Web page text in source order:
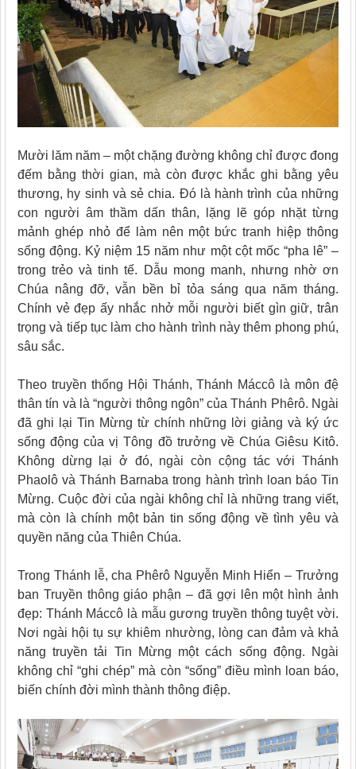
Mười lăm năm – một chặng đường không chỉ được đong
đếm bằng thời gian, mà còn được khắc ghi bằng yêu
thương, hy sinh và sẻ chia. Đó là hành trình của những
con người âm thầm dấn thân, lặng lẽ góp nhặt từng
mảnh ghép nhỏ để làm nên một bức tranh hiệp thông
sống động. Kỷ niệm 15 năm như một cột mốc “pha lê” –
trong trẻo và tinh tế. Dẫu mong manh, nhưng nhờ ơn
Chúa nâng đỡ, vẫn bền bỉ tỏa sáng qua năm tháng.
Chính vẻ đẹp ấy nhắc nhở mỗi người biết gìn giữ, trân
trọng và tiếp tục làm cho hành trình này thêm phong phú,
sâu sắc.
Theo truyền thống Hội Thánh, Thánh Máccô là môn đệ
thân tín và là “người thông ngôn” của Thánh Phêrô. Ngài
đã ghi lại Tin Mừng từ chính những lời giảng và ký ức
sống động của vị Tông đồ trưởng về Chúa Giêsu Kitô.
Không dừng lại ở đó, ngài còn cộng tác với Thánh
Phaolô và Thánh Barnaba trong hành trình loan báo Tin
Mừng. Cuộc đời của ngài không chỉ là những trang viết,
mà còn là chính một bản tin sống động về tình yêu và
quyền năng của Thiên Chúa.
Trong Thánh lễ, cha Phêrô Nguyễn Minh Hiển – Trưởng
ban Truyền thông giáo phận – đã gợi lên một hình ảnh
đẹp: Thánh Máccô là mẫu gương truyền thông tuyệt vời.
Nơi ngài hội tụ sự khiêm nhường, lòng can đảm và khả
năng truyền tải Tin Mừng một cách sống động. Ngài
không chỉ “ghi chép” mà còn “sống” điều mình loan báo,
biến chính đời mình thành thông điệp.